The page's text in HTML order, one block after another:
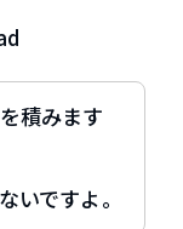
積みます
いですよ。